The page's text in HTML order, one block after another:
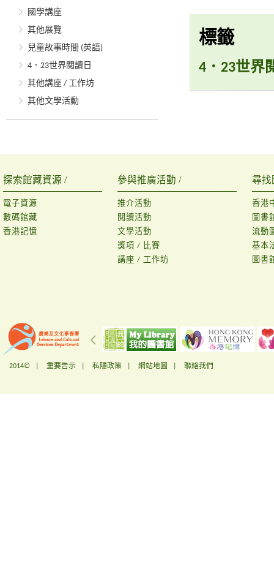
國學講座
其他展覽
兒童故事時間 (英語)
4．23世界閱讀日
其他講座 / 工作坊
其他文學活動
標籤
4．23世界
探索館藏資源 /
電子資源
數碼館藏
香港記憶
參與推廣活動 /
推介活動
閱讀活動
文學活動
獎項 / 比賽
講座 / 工作坊
尋找
香港
圖書
流動
基本
圖書
2014© | 重要告示 私隱政策 網站地圖 聯絡我們